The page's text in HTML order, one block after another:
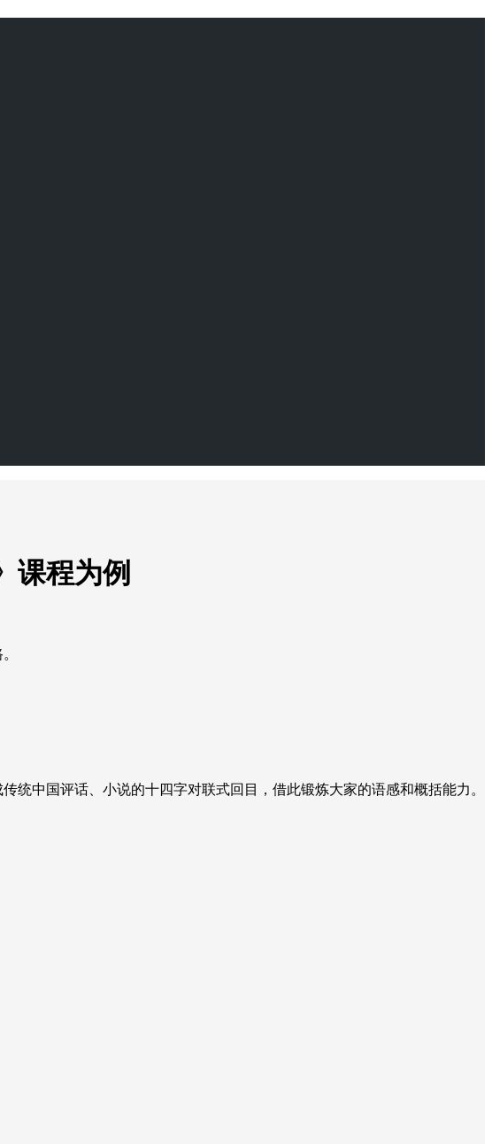
课程为例
中国评话、小说的十四字对联式回目，借此锻炼大家的语感和概括能力。